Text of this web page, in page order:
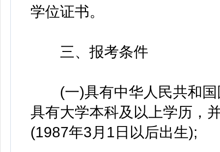
学位证书。
三、报考条件
(一)具有中华人民共和国
具有大学本科及以上学历，
(1987年3月1日以后出生);